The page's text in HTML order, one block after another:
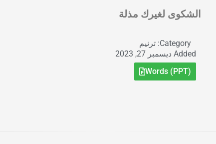
الشكوى لغيرك مذلة
Category: ترنيم
Added ديسمبر 27, 2023
Words (PPT)